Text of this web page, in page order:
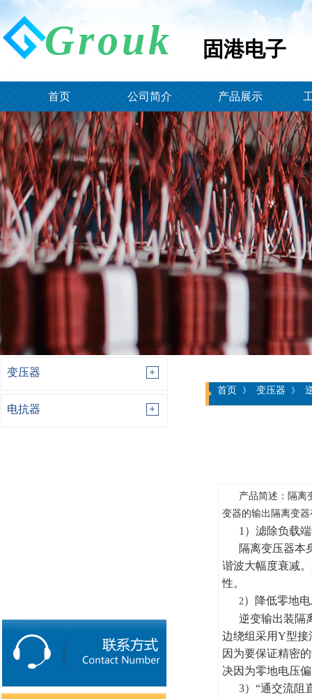
Grouk
固港电
子
固港电子
首页 公司简介 产品展示
产品分类
PRODUCT DISPLAY
变压器
电抗器
首页 》 变压器 》
产品简述 ： 隔离
变器的输出隔离变
1 ）滤除负载
隔离变压器本
谐波大幅度衰减
性。
2）降低零地
逆变输出装隔
边绕组采用Y型接
因为要保证精密
决因为零地电压
3） “通交流阻